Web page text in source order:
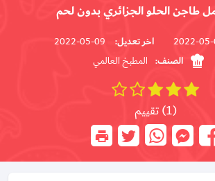
طاجن الحلو الجزائري بدون لحم
اخر تعديل: 09-05-2022
الصنف: المطبخ العالمي
(1) تقييم